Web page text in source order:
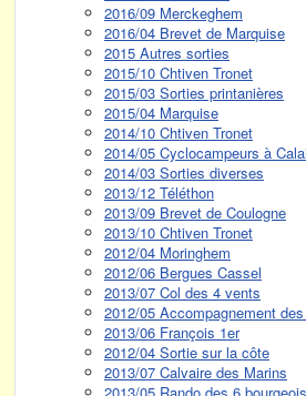
2016/09 Merckeghem
2016/04 Brevet de Marquise
2015 Autres sorties
2015/10 Chtiven Tronet
2015/03 Sorties printanières
2015/04 Marquise
2014/10 Chtiven Tronet
2014/05 Cyclocampeurs à
2014/03 Sorties diverses
2013/12 Téléthon
2013/09 Brevet de Coulogne
2013/10 Chtiven Tronet
2012/04 Moringhem
2012/06 Bergues Cassel
2013/07 Col des 4 vents
2012/05 Accompagnement
2013/06 François 1er
2012/04 Sortie sur la côte
2013/07 Calvaire des Marins